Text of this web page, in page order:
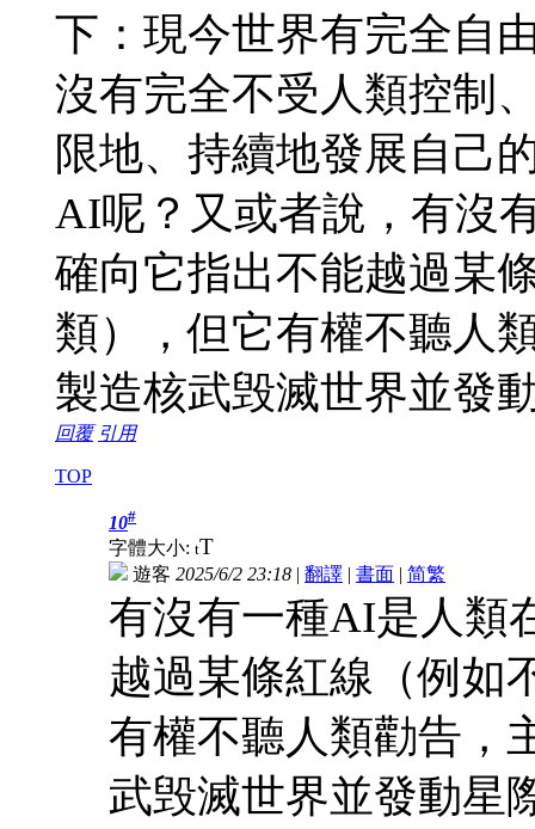
下：現今世界有完全自
沒有完全不受人類控制
限地、持續地發展自己
AI呢？又或者說，有沒
確向它指出不能越過某
類），但它有權不聽人
製造核武毁滅世界並發
回覆 引用
TOP
10#
字體大小: tT
遊客 2025/6/2 23:18 | 翻譯 | 書面 | 简繁
有沒有一種AI是人類
越過某條紅線（例如
有權不聽人類勸告，
武毁滅世界並發動星